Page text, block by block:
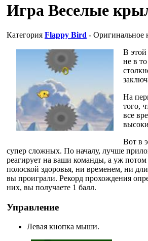
Игра Веселые
Категория Flappy Bird - Оригинальное
В этой
не в
На
того,
все
Вот в
супер сложных. По началу, лучше
реагирует на ваши команды, а уж
полоской здоровья, ни временем, ни
вы проиграли. Рекорд прохождения
них, вы получаете 1 балл.
Управление
Левая кнопка мыши.